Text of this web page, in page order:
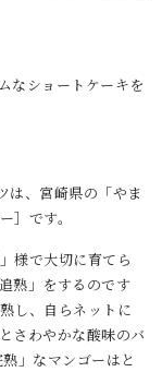
なショートケーキを
は、宮崎県の「やま
］です。
様で大切に育てら
熟」をするのです
し、自らネットに
さわやかな酸味のバ
」なマンゴーはと